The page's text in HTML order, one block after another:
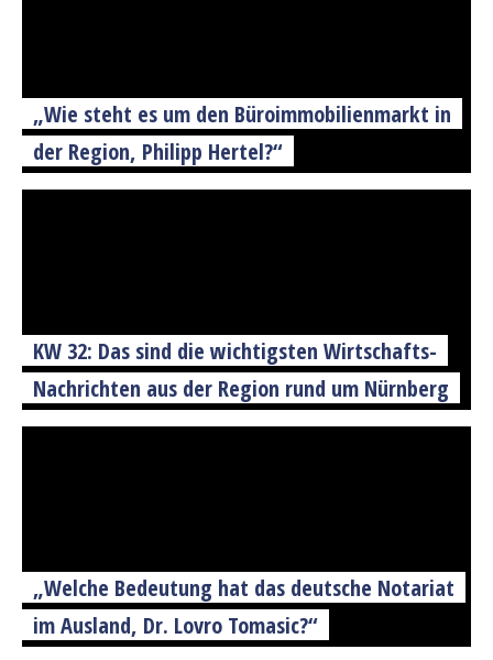
„Wie steht es um den Büroimmobilienmarkt in
der Region, Philipp Hertel?“
KW 32: Das sind die wichtigsten Wirtschafts-
Nachrichten aus der Region rund um Nürnberg
„Welche Bedeutung hat das deutsche Notariat
im Ausland, Dr. Lovro Tomasic?“